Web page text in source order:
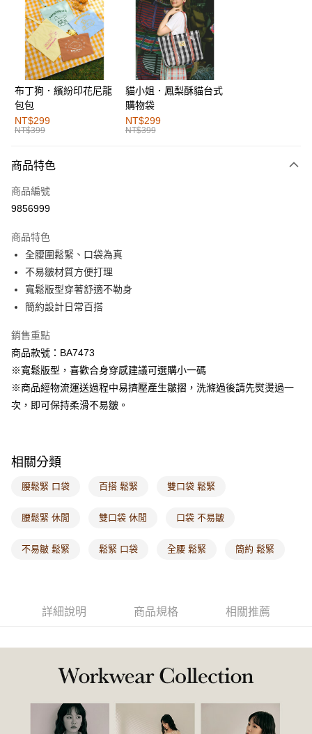
超商取貨付款
LINE Pay
街口支付
運送方式
全家取貨付款
每筆NT$60，滿NT$1,000(含以上)免運費
付款後全家取貨
萊爾富取貨付款
付款後萊爾富取貨
每筆NT$60，滿NT$1,000(含以上)免運費
7-11取貨付款
每筆NT$60，滿NT$1,000(含以上)免運費
付款後7-11取貨
每筆NT$60，滿NT$1,000(含以上)免運費
宅配
每筆NT$120，滿NT$1,000(含以上)免運費
海外配送-歐美地區
布丁狗．繽紛印花尼龍
包包
NT$299
NT$399
貓小姐．鳳梨酥貓台式
購物袋
NT$299
NT$399
商品特色
商品編號
9856999
商品特色
全腰圍鬆緊、口袋為真
不易皺材質方便打理
寬鬆版型穿著舒適不勒身
簡約設計日常百搭
銷售重點
商品款號：BA7473
※寬鬆版型，喜歡合身穿感建議可選購小一碼
※商品經物流運送過程中易擠壓產生皺摺，洗滌過後請先熨燙過一
次，即可保持柔滑不易皺。
相關分類
腰鬆緊 口袋 百搭 鬆緊 雙口袋 鬆緊
腰鬆緊 休閒 雙口袋 休閒 口袋 不易皺
不易皺 鬆緊 鬆緊 口袋 全腰 鬆緊 簡約 鬆緊
詳細說明 商品規格 相關推薦